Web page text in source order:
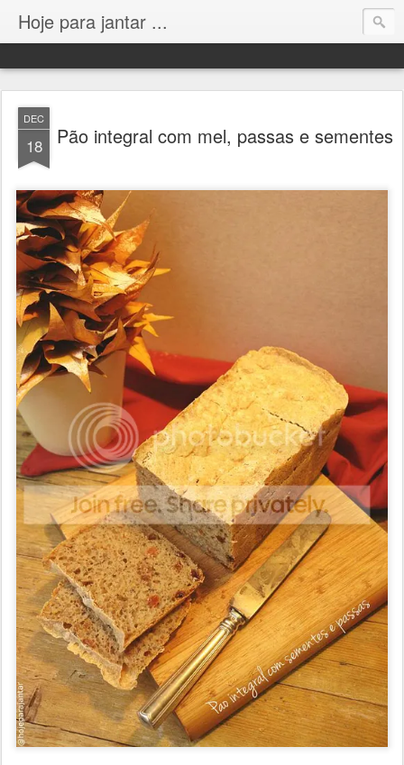
Hoje para jantar ...
DEC
18 Pão integral com mel, passas e sementes